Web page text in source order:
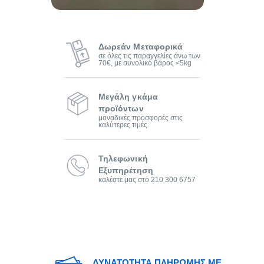
Δωρεάν Μεταφορικά
σε όλες τις παραγγελίες άνω των
70€, με συνολικό βάρος <5kg
Μεγάλη γκάμα
προϊόντων
μοναδικές προσφορές στις
καλύτερες τιμές.
Τηλεφωνική
Εξυπηρέτηση
καλέστε μας στο 210 300 6757